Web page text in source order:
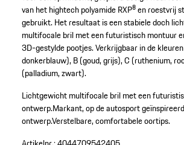
van het hightech polyamide RXP® en roestvrij
gebruikt. Het resultaat is een stabiele doch
multifocale bril met een futuristisch montuur
3D-gestylde pootjes. Verkrijgbaar in de
donkerblauw), B (goud, grijs), C (ruthenium,
(palladium, zwart).
Lichtgewicht multifocale bril met een
ontwerp.Markant, op de autosport geïnspireerd
ontwerp.Verstelbare, comfortabele oortips.